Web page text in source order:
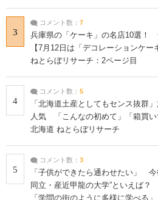
3
コメント数： 7
兵庫県の「ケーキ」の名店10選！
【7月12日は「デコレーションケ
ねとらぼリサーチ：2ページ目
4
コメント数： 5
「北海道土産としてもセンス抜群
人気 「こんなの初めて」「箱買い
北海道 ねとらぼリサーチ
5
コメント数： 3
「子供ができたら通わせたい」
同立・産近甲龍の大学”といえば
「学問の街のように多様に学べる